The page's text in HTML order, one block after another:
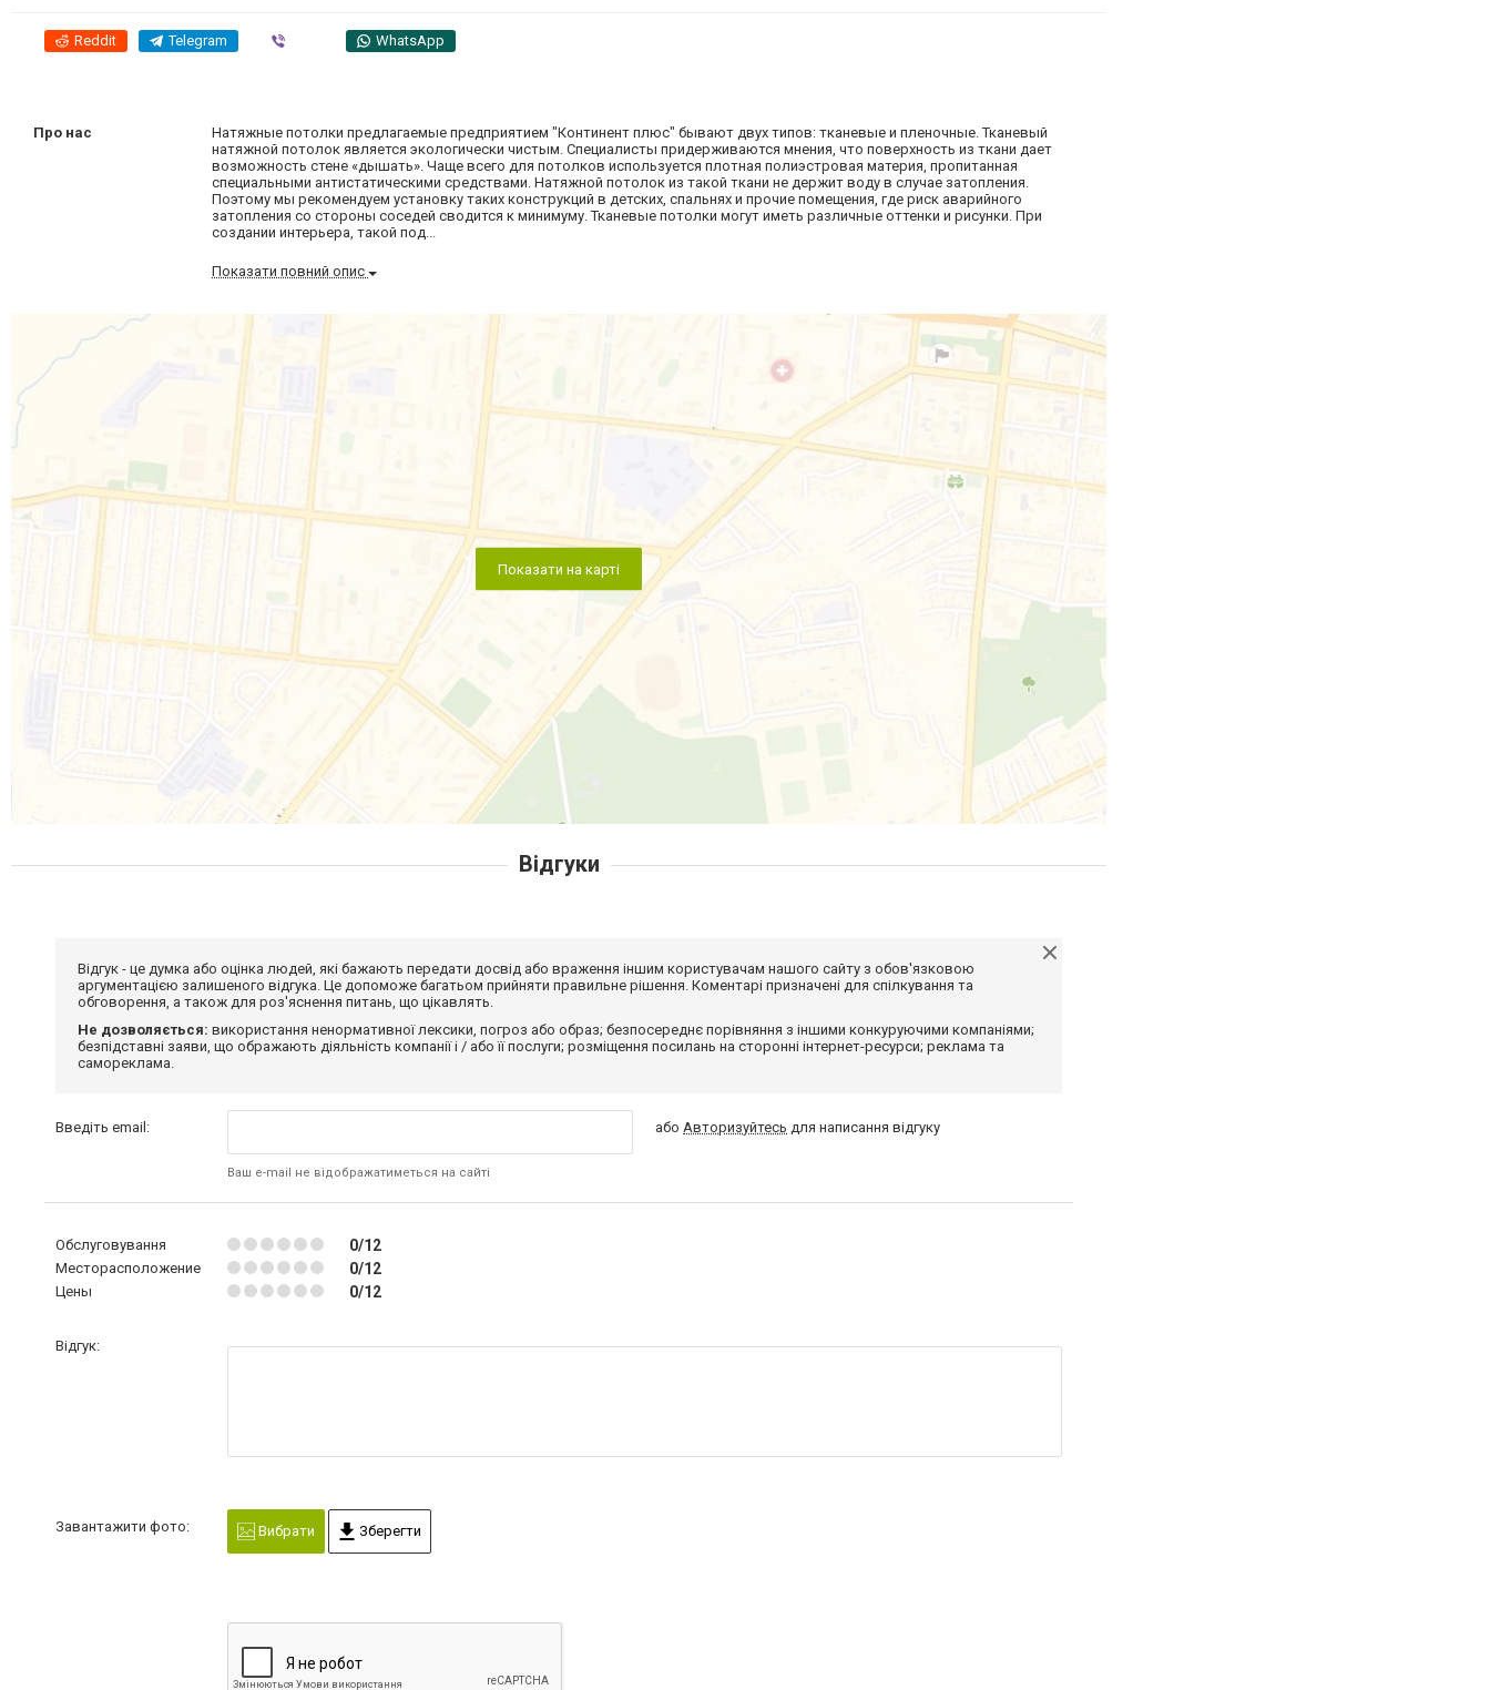
Reddit Telegram WhatsApp
Про нас
Натяжные потолки предлагаемые предприятием "Континент плюс" бывают двух типов: тканевые и пленочные. Тканевый
натяжной потолок является экологически чистым. Специалисты придерживаются мнения, что поверхность из ткани дает
возможность стене «дышать». Чаще всего для потолков используется плотная полиэстровая материя, пропитанная
специальными антистатическими средствами. Натяжной потолок из такой ткани не держит воду в случае затопления.
Поэтому мы рекомендуем установку таких конструкций в детских, спальнях и прочие помещения, где риск аварийного
затопления со стороны соседей сводится к минимуму. Тканевые потолки могут иметь различные оттенки и рисунки. При
создании интерьера, такой под...
Показати повний опис
Показати на карті
Відгуки
Відгук - це думка або оцінка людей, які бажають передати досвід або враження іншим користувачам нашого сайту з обов'язковою
аргументацією залишеного відгука. Це допоможе багатьом прийняти правильне рішення. Коментарі призначені для спілкування та
обговорення, а також для роз'яснення питань, що цікавлять.
Не дозволяється: використання ненормативної лексики, погроз або образ; безпосереднє порівняння з іншими конкуруючими компаніями;
безпідставні заяви, що ображають діяльність компанії і / або її послуги; розміщення посилань на сторонні інтернет-ресурси; реклама та
самореклама.
Введіть email:
Ваш e-mail не відображатиметься на сайті
або Авторизуйтесь для написання відгуку
Обслуговування 0/12
Месторасположение 0/12
Цены 0/12
Відгук:
Завантажити фото: Вибрати Зберегти